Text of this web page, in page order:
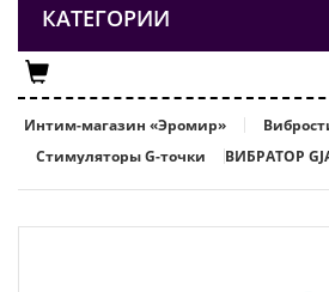
КАТЕГОРИИ
Интим-магазин «Эромир»
Стимуляторы G-точки
ВИБРАТОР